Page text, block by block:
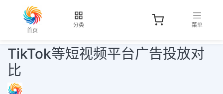
首页
分类 菜单
TikTok等短视频平台广告投放对
比